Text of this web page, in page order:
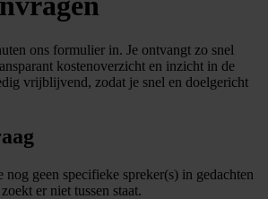
ons formulier in. Je ontvangt zo snel
kostenoverzicht en inzicht in de
vrijblijvend, zodat je snel en doelgericht
nog geen specifieke spreker(s) in gedachten
er niet tussen staat.